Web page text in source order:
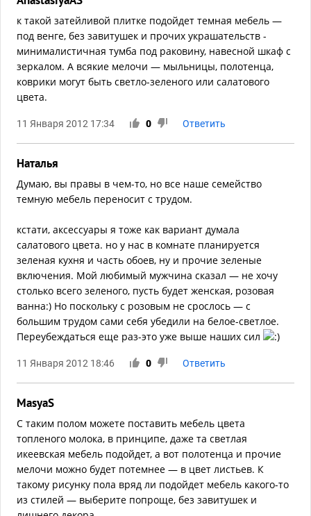
к такой затейливой плитке подойдет темная мебель —
под венге, без завитушек и прочих украшательств -
минималистичная тумба под раковину, навесной шкаф с
зеркалом. А всякие мелочи — мыльницы, полотенца,
коврики могут быть светло-зеленого или салатового
цвета.
11 Января 2012 17:34 0 Ответить
Наталья
Думаю, вы правы в чем-то, но все наше семейство
темную мебель переносит с трудом.
кстати, аксессуары я тоже как вариант думала
салатового цвета. но у нас в комнате планируется
зеленая кухня и часть обоев, ну и прочие зеленые
включения. Мой любимый мужчина сказал — не хочу
столько всего зеленого, пусть будет женская, розовая
ванна:) Но поскольку с розовым не срослось — с
большим трудом сами себя убедили на белое-светлое.
Переубеждаться еще раз-это уже выше наших сил
11 Января 2012 18:46 0 Ответить
MasyaS
С таким полом можете поставить мебель цвета
топленого молока, в принципе, даже та светлая
икеевская мебель подойдет, а вот полотенца и прочие
мелочи можно будет потемнее — в цвет листьев. К
такому рисунку пола вряд ли подойдет мебель какого-то
из стилей — выберите попроще, без завитушек и